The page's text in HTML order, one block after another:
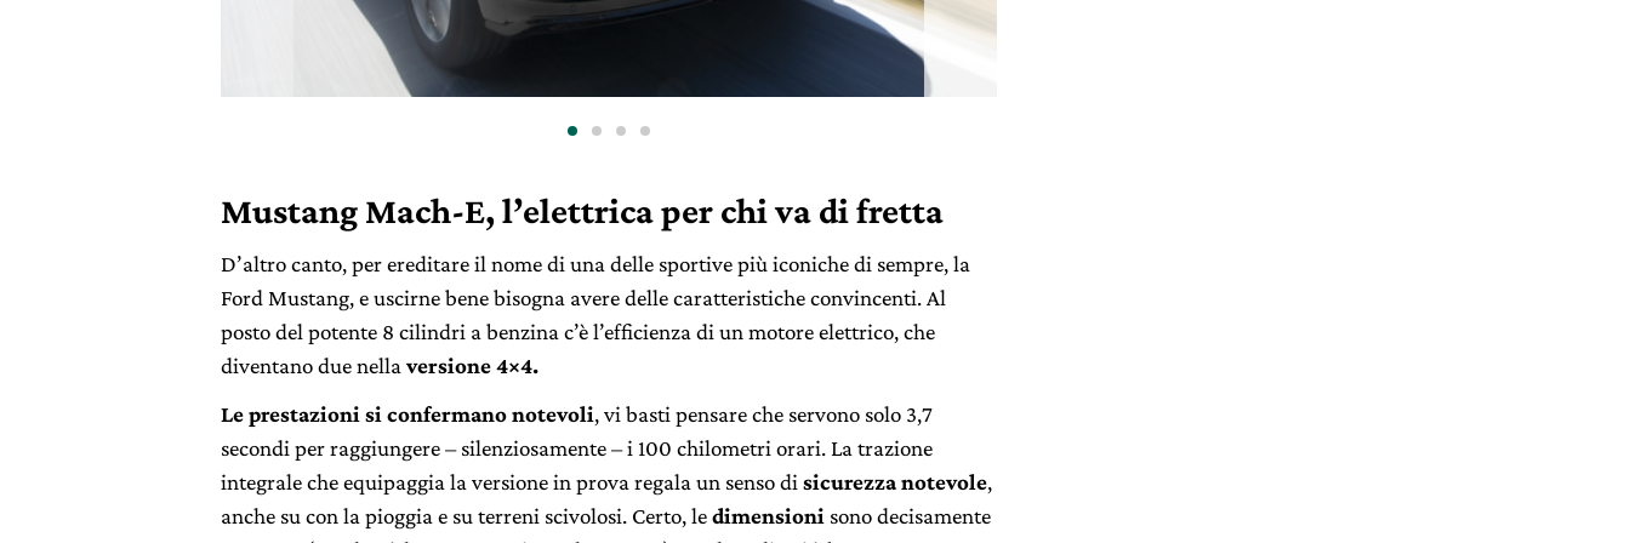
Mustang Mach-E, l’elettrica per chi va di fretta
D’altro canto, per ereditare il nome di una delle sportive più iconiche di sempre, la
Ford Mustang, e uscirne bene bisogna avere delle caratteristiche convincenti. Al
posto del potente 8 cilindri a benzina c’è l’efficienza di un motore elettrico, che
diventano due nellaversione 4×4.
Le prestazioni si confermano notevoli, vi basti pensare che servono solo 3,7
secondi per raggiungere – silenziosamente – i 100 chilometri orari. La trazione
integrale che equipaggia la versione in prova regala un senso disicurezza notevole,
anche su con la pioggia e su terreni scivolosi. Certo, ledimensioni sono decisamente